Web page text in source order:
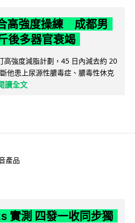
高強度操練 成都男
後多器官衰竭
高強度減脂計劃，45 日內減去約 20
他患上尿源性膿毒症、膿毒性休克
讀全文
產品
實測 四發一收同步獨